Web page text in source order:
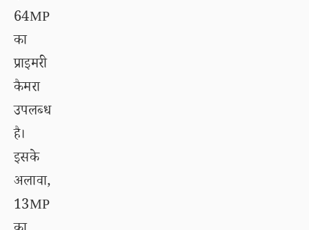
64MP
का
प्राइमरी
कैमरा
उपलब्ध
है।
इसके
अलावा,
13MP